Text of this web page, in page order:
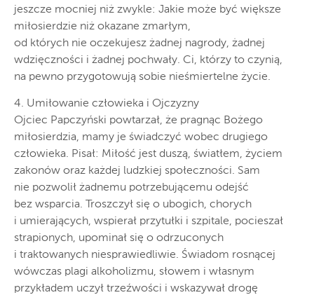
jeszcze mocniej niż zwykle: Jakie może być większe
miłosierdzie niż okazane zmarłym,
od których nie oczekujesz żadnej nagrody, żadnej
wdzięczności i żadnej pochwały. Ci, którzy to czynią,
na pewno przygotowują sobie nieśmiertelne życie.
4. Umiłowanie człowieka i Ojczyzny
Ojciec Papczyński powtarzał, że pragnąc Bożego
miłosierdzia, mamy je świadczyć wobec drugiego
człowieka. Pisał: Miłość jest duszą, światłem, życiem
zakonów oraz każdej ludzkiej społeczności. Sam
nie pozwolił żadnemu potrzebującemu odejść
bez wsparcia. Troszczył się o ubogich, chorych
i umierających, wspierał przytułki i szpitale, pocieszał
strapionych, upominał się o odrzuconych
i traktowanych niesprawiedliwie. Świadom rosnącej
wówczas plagi alkoholizmu, słowem i własnym
przykładem uczył trzeźwości i wskazywał drogę